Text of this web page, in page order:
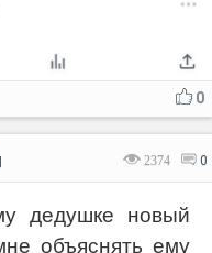
0
2374 0
дедушке новый
объяснять ему